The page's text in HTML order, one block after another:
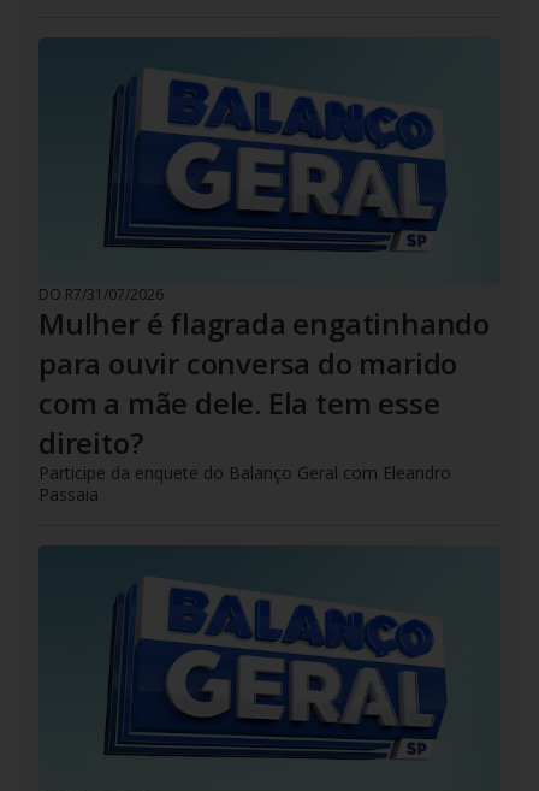
DO R7/31/07/2026
Mulher é flagrada engatinhando
para ouvir conversa do marido
com a mãe dele. Ela tem esse
direito?
Participe da enquete do Balanço Geral com Eleandro
Passaia